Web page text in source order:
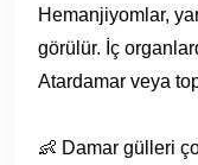
Hemanjiyomlar,
görülür. İç
Atardamar veya
👶 Damar gülleri